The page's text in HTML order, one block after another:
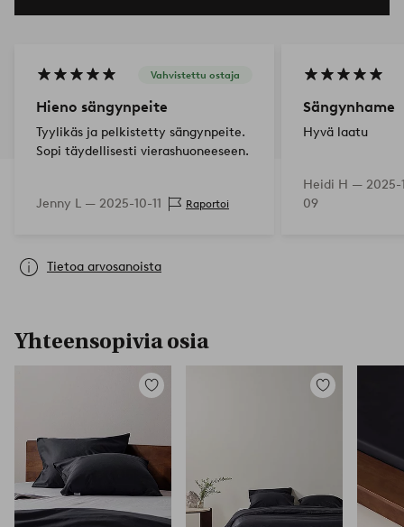
Vahvistettu ostaja
Hieno sängynpeite
Tyylikäs ja pelkistetty sängynpeite.
Sopi täydellisesti vierashuoneeseen.
Jenny L — 2025-10-11 Raportoi
Sängynhame
Hyvä laatu
Heidi H — 2025-
09
Tietoa arvosanoista
Yhteensopivia osia
Lisää
Lisää